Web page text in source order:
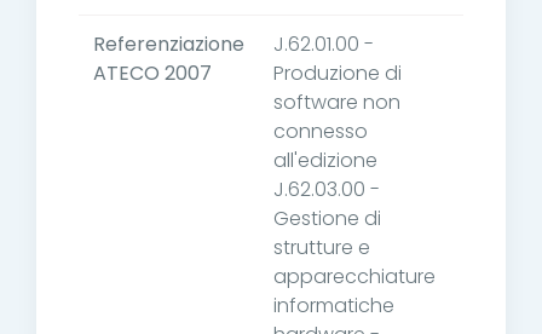
Referenziazione
ATECO 2007
J.62.01.00 -
Produzione di
software non
connesso
all'edizione
J.62.03.00 -
Gestione di
strutture e
apparecchiature
informatiche